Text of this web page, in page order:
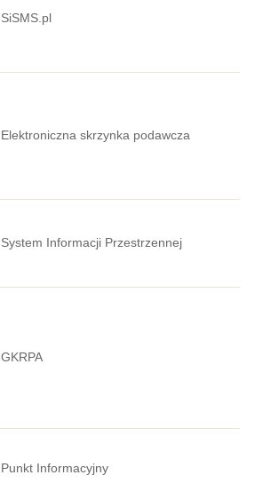
SiSMS.pl
Elektroniczna skrzynka podawcza
System Informacji Przestrzennej
GKRPA
Punkt Informacyjny